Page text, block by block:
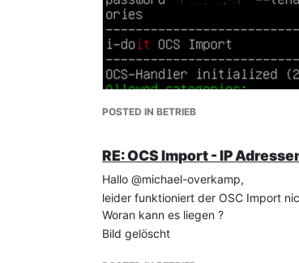
POSTED IN BETRIEB
RE: OCS Import - IP
Hallo @michael-overkamp,
leider funktioniert der OSC Import
Woran kann es liegen ?
Bild gelöscht